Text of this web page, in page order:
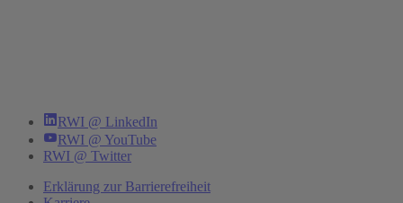
RWI @ LinkedIn
RWI @ YouTube
RWI @ Twitter
Erklärung zur Barrierefreiheit